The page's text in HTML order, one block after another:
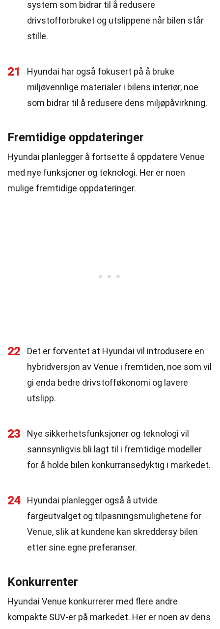
system som bidrar til å redusere
drivstofforbruket og utslippene når bilen står
stille.
21
Hyundai har også fokusert på å bruke
miljøvennlige materialer i bilens interiør, noe
som bidrar til å redusere dens miljøpåvirkning.
Fremtidige oppdateringer
Hyundai planlegger å fortsette å oppdatere Venue
med nye funksjoner og teknologi. Her er noen
mulige fremtidige oppdateringer.
22
Det er forventet at Hyundai vil introdusere en
hybridversjon av Venue i fremtiden, noe som vil
gi enda bedre drivstofføkonomi og lavere
utslipp.
23
Nye sikkerhetsfunksjoner og teknologi vil
sannsynligvis bli lagt til i fremtidige modeller
for å holde bilen konkurransedyktig i markedet.
24
Hyundai planlegger også å utvide
fargeutvalget og tilpasningsmulighetene for
Venue, slik at kundene kan skreddersy bilen
etter sine egne preferanser.
Konkurrenter
Hyundai Venue konkurrerer med flere andre
kompakte SUV-er på markedet. Her er noen av dens